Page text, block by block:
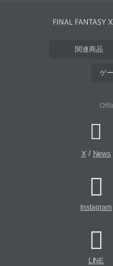
関連商品
ゲ
X/ News
Instagram
LINE